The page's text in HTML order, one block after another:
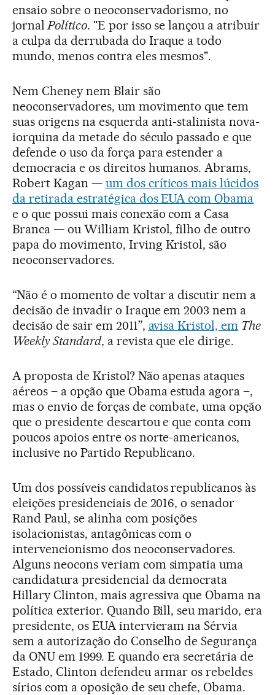
ensaio sobre o neoconservadorismo, no
jornal Político. "E por isso se lançou a atribuir
a culpa da derrubada do Iraque a todo
mundo, menos contra eles mesmos".
Nem Cheney nem Blair são
neoconservadores, um movimento que tem
suas origens na esquerda anti-stalinista nova-
iorquina da metade do século passado e que
defende o uso da força para estender a
democracia e os direitos humanos. Abrams,
Robert Kagan — um dos críticos mais lúcidos
da retirada estratégica dos EUA com Obama
e o que possui mais conexão com a Casa
Branca — ou William Kristol, filho de outro
papa do movimento, Irving Kristol, são
neoconservadores.
“Não é o momento de voltar a discutir nem a
decisão de invadir o Iraque em 2003 nem a
decisão de sair em 2011”, avisa Kristol, em The
Weekly Standard, a revista que ele dirige.
A proposta de Kristol? Não apenas ataques
aéreos – a opção que Obama estuda agora –,
mas o envio de forças de combate, uma opção
que o presidente descartou e que conta com
poucos apoios entre os norte-americanos,
inclusive no Partido Republicano.
Um dos possíveis candidatos republicanos às
eleições presidenciais de 2016, o senador
Rand Paul, se alinha com posições
isolacionistas, antagônicas com o
intervencionismo dos neoconservadores.
Alguns neocons veriam com simpatia uma
candidatura presidencial da democrata
Hillary Clinton, mais agressiva que Obama na
política exterior. Quando Bill, seu marido, era
presidente, os EUA intervieram na Sérvia
sem a autorização do Conselho de Segurança
da ONU em 1999. E quando era secretária de
Estado, Clinton defendeu armar os rebeldes
sírios com a oposição de seu chefe, Obama.